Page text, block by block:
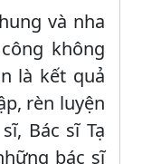
và nha
không
là kết quả
rèn luyện
Bác sĩ Tạ
bác sĩ